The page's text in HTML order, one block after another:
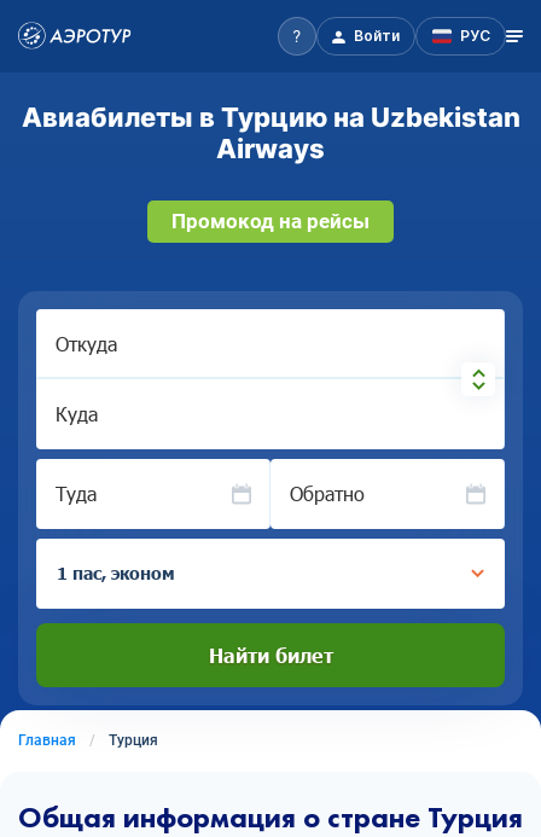
Войти РУС
Авиабилеты в Турцию на Uzbekistan
Airways
Промокод на рейсы
Откуда
Куда
Туда Обратно
1 пас, эконом
Найти билет
Главная Турция
Общая информация о стране Турция